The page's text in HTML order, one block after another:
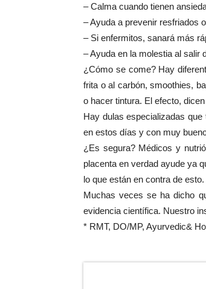
– Calma cuando tienen
– Ayuda a prevenir resfriados
– Si enfermitos, sanará más
– Ayuda en la molestia al salir
¿Cómo se come? Hay
frita o al carbón, smoothies,
o hacer tintura. El efecto,
Hay dulas especializadas
en estos días y con muy
¿Es segura? Médicos y
placenta en verdad ayude ya
lo que están en contra de esto.
Muchas veces se ha dicho
evidencia científica. Nuestro
* RMT, DO/MP, Ayurvedic&